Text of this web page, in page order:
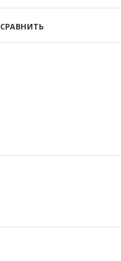
СРАВНИТЬ